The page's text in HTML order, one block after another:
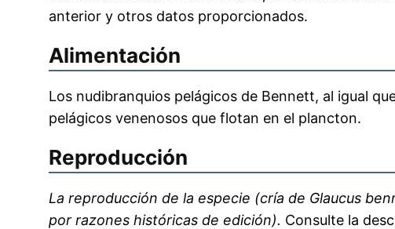
anterior y otros datos proporcionados.
Alimentación
Los nudibranquios pelágicos de Bennett, al igual
pelágicos venenosos que flotan en el plancton.
Reproducción
La reproducción de la especie (cría de Glaucus
por razones históricas de edición). Consulte la